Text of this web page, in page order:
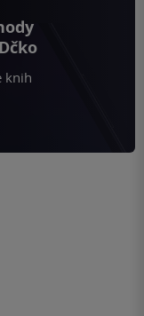
knih